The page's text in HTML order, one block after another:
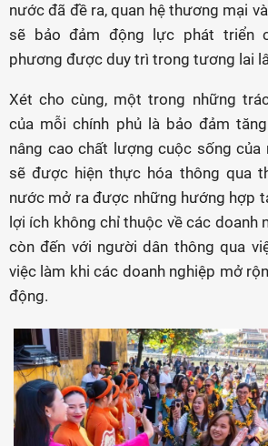
nước đã đề ra, quan hệ thương mại
sẽ bảo đảm động lực phát triển
phương được duy trì trong tương lai
Xét cho cùng, một trong những
của mỗi chính phủ là bảo đảm
nâng cao chất lượng cuộc sống của
sẽ được hiện thực hóa thông qua
nước mở ra được những hướng hợp
lợi ích không chỉ thuộc về các doanh
còn đến với người dân thông qua
việc làm khi các doanh nghiệp mở
động.